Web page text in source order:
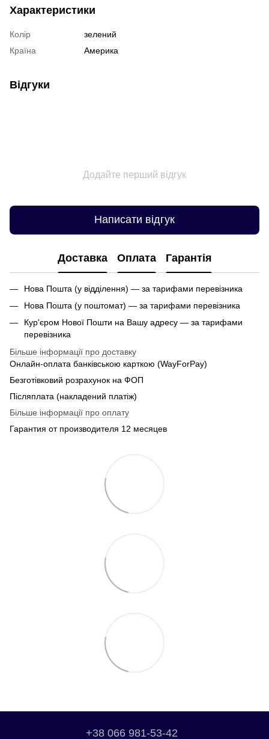
Характеристики
Колір
зелений
Країна
Америка
Відгуки
Додайте перший відгук
Написати відгук
Доставка Оплата Гарантія
Нова Пошта (у відділення) — за тарифами перевізника
Нова Пошта (у поштомат) — за тарифами перевізника
Кур'єром Нової Пошти на Вашу адресу — за тарифами
перевізника
Більше інформації про доставку
Онлайн-оплата банківською карткою (WayForPay)
Безготівковий розрахунок на ФОП
Післяплата (накладений платіж)
Більше інформації про оплату
Гарантия от производителя 12 месяцев
+38 066 981-53-42